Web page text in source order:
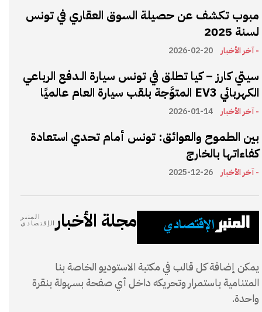
مبوب تكشف عن حصيلة السوق العقاري في تونس
لسنة 2025
- آخر الأخبار 2026-02-20
سيتي كارز – كيا تطلق في تونس سيارة الـدفع الرباعي
الكهربائي EV3 المتوَّجة بلقب سيارة العام عالميًا
- آخر الأخبار 2026-01-14
بين الطموح والعوائق: تونس أمام تحدي استعادة
كفاءاتها بالخارج
- آخر الأخبار 2025-12-26
مجلة الأخبار
المنبر
الإقتصادي
يمكن إضافة كل قالب في مكتبة الاستوديو الخاصة بنا
المتنامية باستمرار وتحريكه داخل أي صفحة بسهولة بنقرة
واحدة.